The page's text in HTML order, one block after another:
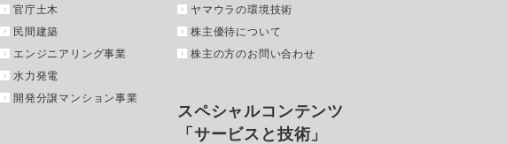
官庁土木
民間建築
エンジニアリング事業
水力発電
開発分譲マンション事業
ヤマウラの環境技術
株主優待について
株主の方のお問い合わせ
スペシャルコンテンツ
「サービスと技術」